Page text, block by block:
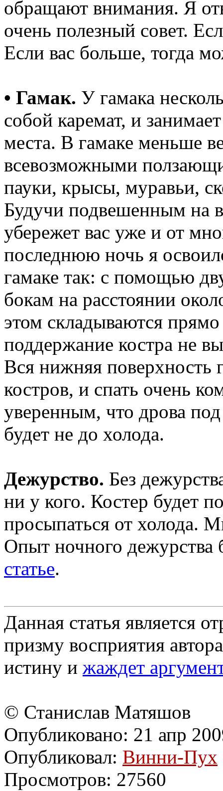
обращают внимания. Я
очень полезный совет.
Если вас больше, тогда
• Гамак. У гамака
собой каремат, и
места. В гамаке меньше
всевозможными
пауки, крысы, муравьи,
Будучи подвешенным на
убережет вас уже и от
последнюю ночь я
гамаке так: с помощью
бокам на расстоянии
этом складываются
поддержание костра не
Вся нижняя поверхность
костров, и спать очень
уверенным, что дрова
будет не до холода.
Дежурство. Без
ни у кого. Костер будет
просыпаться от холода.
Опыт ночного дежурства
статье.
Данная статья является
призму восприятия
истину и жаждет
© Станислав Матяшов
Опубликовано: 21 апр
Опубликовал: Винни-Пух
Просмотров: 27560